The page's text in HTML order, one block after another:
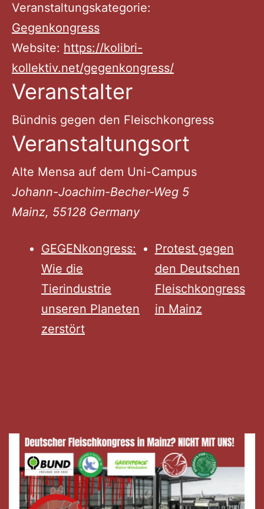
Veranstaltungskategorie:
Gegenkongress
Website: https://kolibri-
kollektiv.net/gegenkongress/
Veranstaltungsort
Alte Mensa auf dem Uni-Campus
Johann-Joachim-Becher-Weg 5
Mainz, 55128 Germany
Veranstalter
Bündnis gegen den Fleischkongress
GEGENkongress:
Wie die
Tierindustrie
unseren Planeten
zerstört
Protest gegen
den Deutschen
Fleischkongress
in Mainz